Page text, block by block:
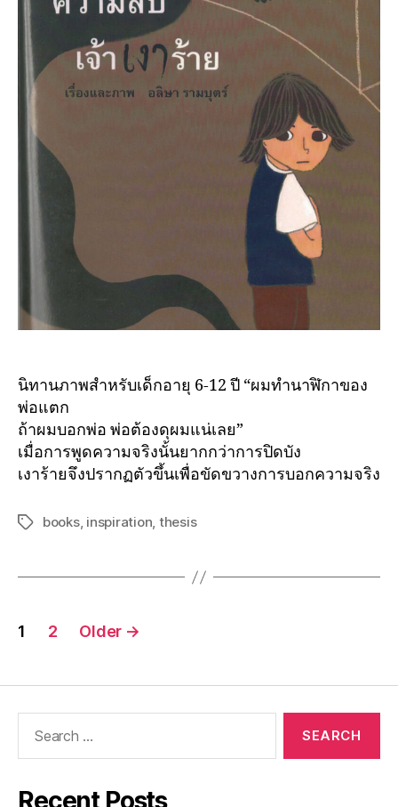
นิทานภาพสำหรับเด็กอายุ 6-12 ปี “ผมทำนาฬิกาของ
พ่อแตก
ถ้าผมบอกพ่อ พ่อต้องดุผมแน่เลย”
เมื่อการพูดความจริงนั้นยากกว่าการปิดบัง
เงาร้ายจึงปรากฏตัวขึ้นเพื่อขัดขวางการบอกความจริง
books, inspiration, thesis
1 2 Older →